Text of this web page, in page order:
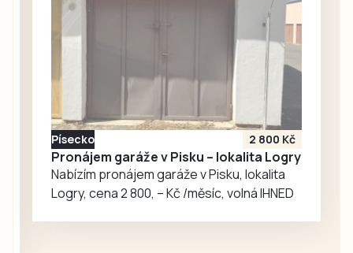
sestavách,
protože Tábor
včera sehrál…
červencovém
víkendu, z pohledu
Jakuba Rataje.
Reprezentant
Dukly Prostějov
nasbíral během
osmi soutěžních
seskoků pouhé tři
centimetry,
suverénně zvítězil
mezi jednotlivci a
společně se…
Písecko 2 800 Kč
Pronájem garáže v Pisku – lokalita Logry
Nabízím pronájem garáže v Pisku, lokalita
Logry, cena 2 800, – Kč /měsíc, volná IHNED